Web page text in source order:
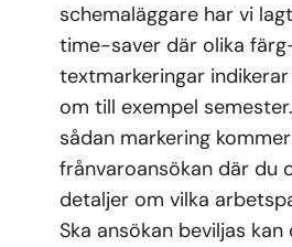
schemaläggare har vi
time-saver där olika
textmarkeringar
om till exempel
sådan markering
frånvaroansökan där du
detaljer om vilka
Ska ansökan beviljas